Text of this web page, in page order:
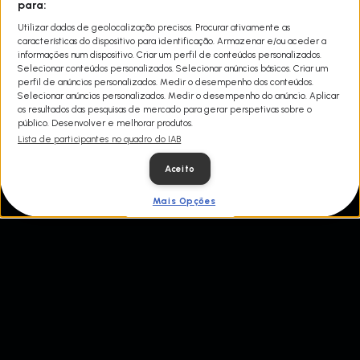
Isto leva a lutas, propostas loucas e personagens loucas que fazem
tudo o que podem para recuperar os seus carros. Duas empresas
de reboque rivais competem para manter a Vegas Strip em
movimento.
para:
Utilizar dados de geolocalização precisos. Procurar ativamente as
características do dispositivo para identificação. Armazenar e/ou aceder a
informações num dispositivo. Criar um perfil de conteúdos personalizados.
Selecionar conteúdos personalizados. Selecionar anúncios básicos. Criar um
perfil de anúncios personalizados. Medir o desempenho dos conteúdos.
Selecionar anúncios personalizados. Medir o desempenho do anúncio. Aplicar
os resultados das pesquisas de mercado para gerar perspetivas sobre o
público. Desenvolver e melhorar produtos.
Lista de participantes no quadro do IAB
Aceito
Mais Opções